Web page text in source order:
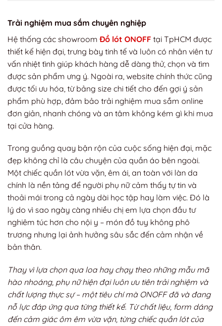
Trải nghiệm mua sắm chuyên nghiệp
Hệ thống các showroom Đồ lót ONOFF tại TpHCM được
thiết kế hiện đại, trưng bày tinh tế và luôn có nhân viên tư
vấn nhiệt tình giúp khách hàng dễ dàng thử, chọn và tìm
được sản phẩm ưng ý. Ngoài ra, website chính thức cũng
được tối ưu hóa, từ bảng size chi tiết cho đến gợi ý sản
phẩm phù hợp, đảm bảo trải nghiệm mua sắm online
đơn giản, nhanh chóng và an tâm không kém gì khi mua
tại cửa hàng.
Trong guồng quay bận rộn của cuộc sống hiện đại, mặc
đẹp không chỉ là câu chuyện của quần áo bên ngoài.
Một chiếc quần lót vừa vặn, êm ái, an toàn với làn da
chính là nền tảng để người phụ nữ cảm thấy tự tin và
thoải mái trong cả ngày dài học tập hay làm việc. Đó là
lý do vì sao ngày càng nhiều chị em lựa chọn đầu tư
nghiêm túc hơn cho nội y – món đồ tuy không phô
trương nhưng lại ảnh hưởng sâu sắc đến cảm nhận về
bản thân.
Thay vì lựa chọn qua loa hay chạy theo những mẫu mã
hào nhoáng, phụ nữ hiện đại luôn ưu tiên trải nghiệm và
chất lượng thực sự – một tiêu chí mà ONOFF đã và đang
nỗ lực đáp ứng qua từng thiết kế. Từ chất liệu, form dáng
đến cảm giác ôm êm vừa vặn, từng chiếc quần lót của